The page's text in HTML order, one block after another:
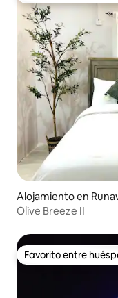
Alojamiento en
Olive Breeze II
Favorito entre
Favorito entre